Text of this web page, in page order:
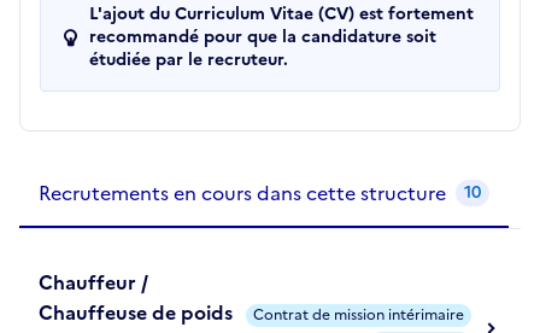
L'ajout du Curriculum Vitae (CV) est fortement
recommandé pour que la candidature soit
étudiée par le recruteur.
Recrutements en cours dans cette structure 10
Chauffeur /
Chauffeuse de poids
Contrat de mission intérimaire